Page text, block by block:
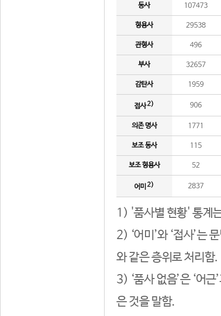
동사 107473
형용사 29538
관형사 496
부사 32657
감탄사 1959
접사2) 906
의존 명사 1771
보조 동사 115
보조 형용사 52
어미 2) 2837
1) '품사별 현황' 통계
2) ‘어미’와 ‘접사’는
와 같은 층위로 처리함.
3) ‘품사 없음’은 ‘어
은 것을 말함.